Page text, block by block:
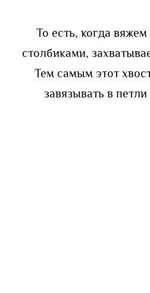
То есть, когда
столбиками,
Тем самым этот
завязывать в